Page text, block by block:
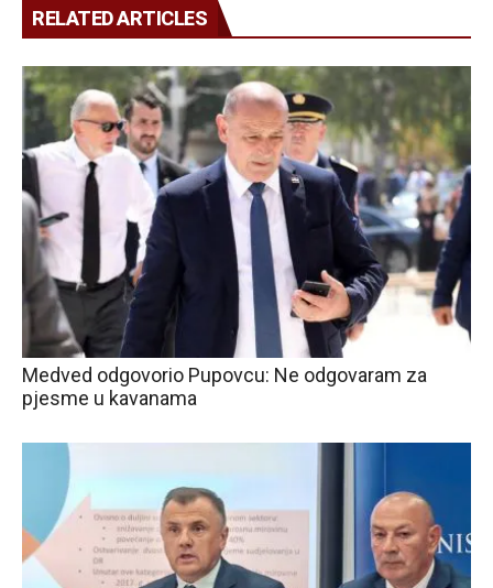
RELATED ARTICLES
Medved odgovorio Pupovcu: Ne odgovaram za
pjesme u kavanama